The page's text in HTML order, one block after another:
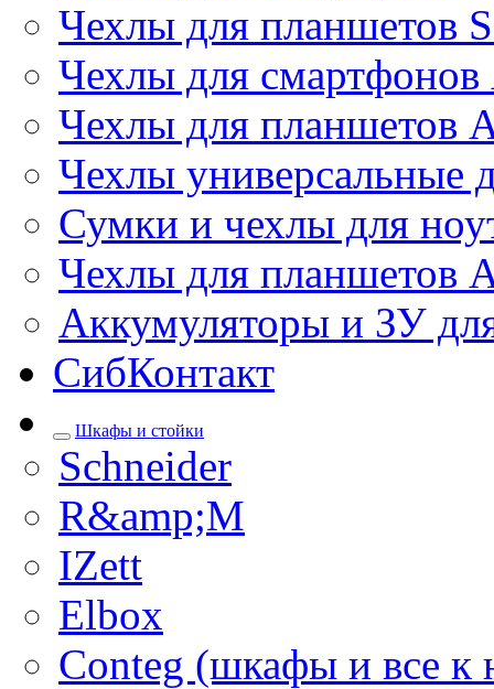
Чехлы для планшетов
Чехлы для
Чехлы для планшетов
Чехлы универсальные
Сумки и чехлы для
Чехлы для планшетов
Аккумуляторы и ЗУ
СибКонтакт
Шкафы и стойки
Schneider
R&amp;M
IZett
Elbox
Conteg (шкафы и все к